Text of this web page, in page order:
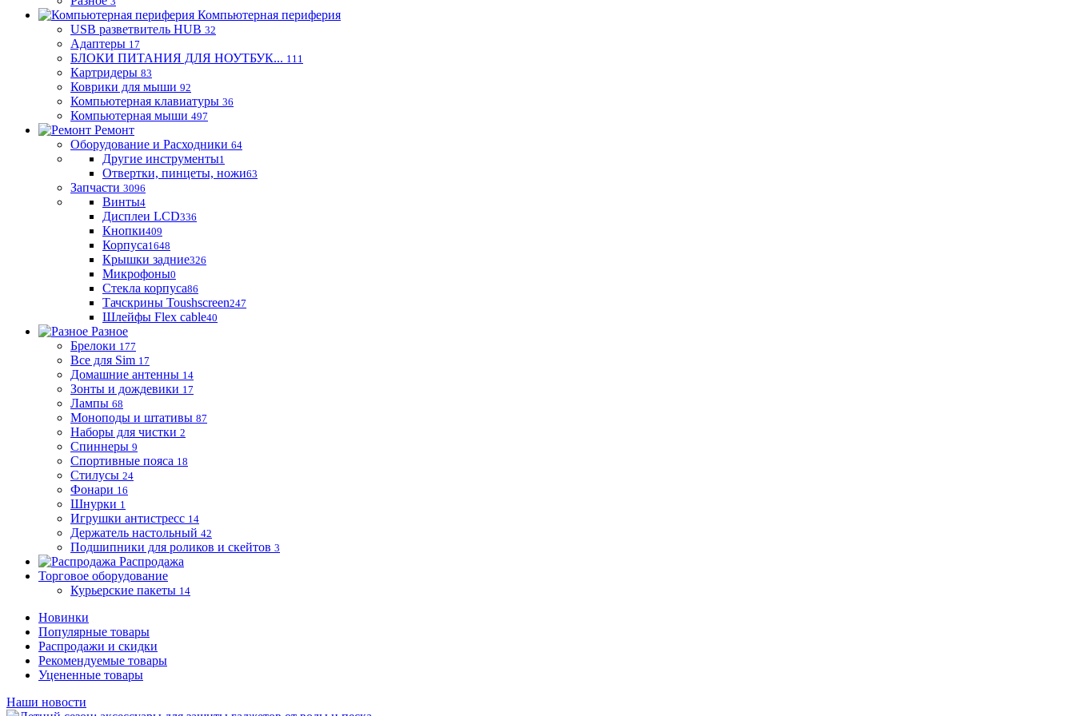
Компьютерная периферия
USB разветвитель HUB 32
Адаптеры 17
БЛОКИ ПИТАНИЯ ДЛЯ НОУТБУК... 111
Картридеры 83
Коврики для мыши 92
Компьютерная клавиатуры 36
Компьютерная мыши 497
Ремонт
Оборудование и Расходники 64
Другие инструменты1
Отвертки, пинцеты, ножи63
Запчасти 3096
Винты4
Дисплеи LCD336
Кнопки409
Корпуса1648
Крышки задние326
Микрофоны0
Стекла корпуса86
Тачскрины Toushscreen247
Шлейфы Flex cable40
Разное
Брелоки 177
Все для Sim 17
Домашние антенны 14
Зонты и дождевики 17
Лампы 68
Моноподы и штативы 87
Наборы для чистки 2
Спиннеры 9
Спортивные пояса 18
Стилусы 24
Фонари 16
Шнурки 1
Игрушки антистресс 14
Держатель настольный 42
Подшипники для роликов и скейтов 3
Распродажа
Торговое оборудование
Курьерские пакеты 14
Новинки
Популярные товары
Распродажи и скидки
Рекомендуемые товары
Уцененные товары
Наши новости